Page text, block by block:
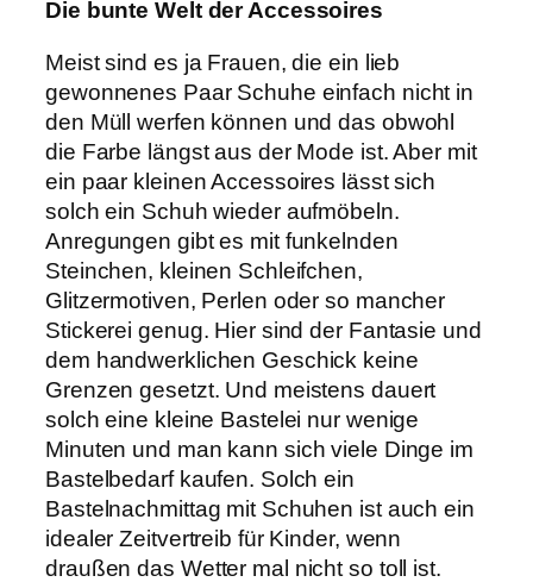
Die bunte Welt der Accessoires
Meist sind es ja Frauen, die ein lieb
gewonnenes Paar Schuhe einfach nicht in
den Müll werfen können und das obwohl
die Farbe längst aus der Mode ist. Aber mit
ein paar kleinen Accessoires lässt sich
solch ein Schuh wieder aufmöbeln.
Anregungen gibt es mit funkelnden
Steinchen, kleinen Schleifchen,
Glitzermotiven, Perlen oder so mancher
Stickerei genug. Hier sind der Fantasie und
dem handwerklichen Geschick keine
Grenzen gesetzt. Und meistens dauert
solch eine kleine Bastelei nur wenige
Minuten und man kann sich viele Dinge im
Bastelbedarf kaufen. Solch ein
Bastelnachmittag mit Schuhen ist auch ein
idealer Zeitvertreib für Kinder, wenn
draußen das Wetter mal nicht so toll ist.